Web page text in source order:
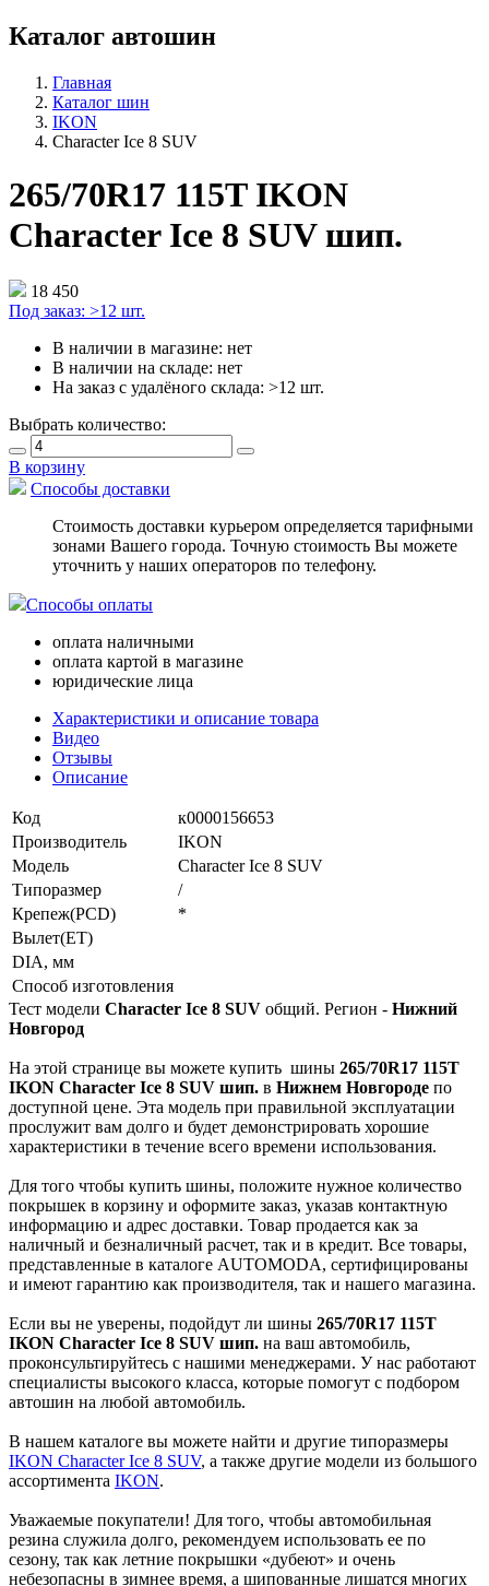
Каталог автошин
Главная
Каталог шин
IKON
Character Ice 8 SUV
265/70R17 115T IKON
Character Ice 8 SUV шип.
18 450
Под заказ: >12 шт.
В наличии в магазине: нет
В наличии на складе: нет
На заказ с удалёного склада: >12 шт.
Выбрать количество:
В корзину
Способы доставки
Стоимость доставки курьером определяется тарифными
зонами Вашего города. Точную стоимость Вы можете
уточнить у наших операторов по телефону.
Способы оплаты
оплата наличными
оплата картой в магазине
юридические лица
Характеристики и описание товара
Видео
Отзывы
Описание
Код
к0000156653
Производитель
IKON
Модель
Character Ice 8 SUV
Типоразмер
/
Крепеж(PCD)
*
Вылет(ET)
DIA, мм
Способ изготовления
Тест модели Character Ice 8 SUV общий. Регион - Нижний
Новгород
На этой странице вы можете купить шины 265/70R17 115T
IKON Character Ice 8 SUV шип. в Нижнем Новгороде по
доступной цене. Эта модель при правильной эксплуатации
прослужит вам долго и будет демонстрировать хорошие
характеристики в течение всего времени использования.
Для того чтобы купить шины, положите нужное количество
покрышек в корзину и оформите заказ, указав контактную
информацию и адрес доставки. Товар продается как за
наличный и безналичный расчет, так и в кредит. Все товары,
представленные в каталоге AUTOMODA, сертифицированы
и имеют гарантию как производителя, так и нашего магазина.
Если вы не уверены, подойдут ли шины 265/70R17 115T
IKON Character Ice 8 SUV шип. на ваш автомобиль,
проконсультируйтесь с нашими менеджерами. У нас работают
специалисты высокого класса, которые помогут с подбором
автошин на любой автомобиль.
В нашем каталоге вы можете найти и другие типоразмеры
IKON Character Ice 8 SUV, а также другие модели из большого
ассортимента IKON.
Уважаемые покупатели! Для того, чтобы автомобильная
резина служила долго, рекомендуем использовать ее по
сезону, так как летние покрышки «дубеют» и очень
небезопасны в зимнее время, а шипованные лишатся многих